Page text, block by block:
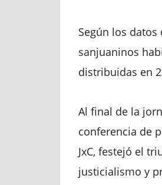
Según los
sanjuaninos
distribuidas en
Al final de la
conferencia de
JxC, festejó el
justicialismo y